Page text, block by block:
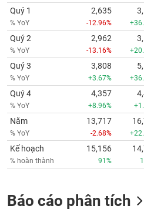
Quý 1
% YoY
2,635
-12.96%
Quý 2
% YoY
2,962
-13.16%
Quý 3
% YoY
3,808
+3.67%
Quý 4
% YoY
4,357
+8.96%
Năm
% YoY
13,717
-2.68%
Kế hoạch
% hoàn thành
15,156
91%
Báo cáo phân tích